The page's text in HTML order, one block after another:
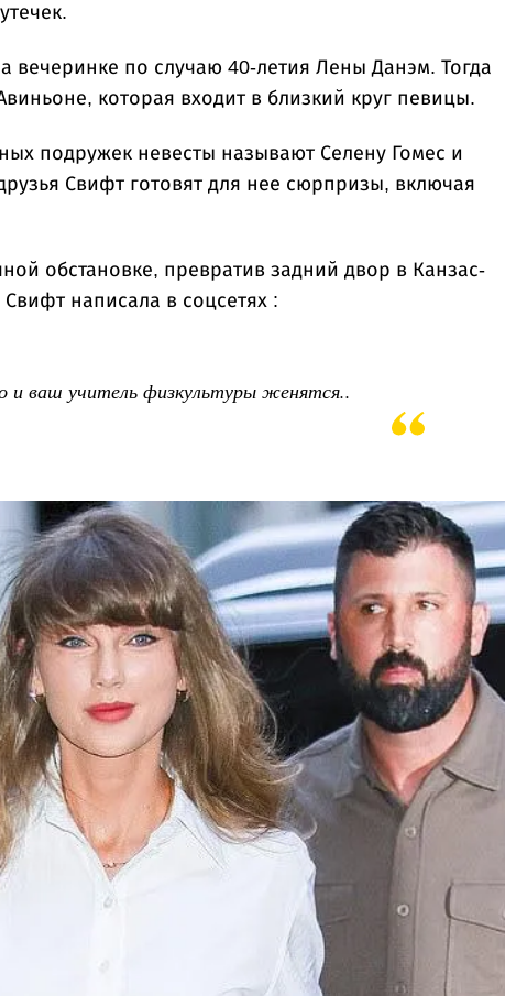
вечеринке по случаю 40-летия Лены Данэм. Тогда
которая входит в близкий круг певицы.
подружек невесты называют Селену Гомес и
Свифт готовят для нее сюрпризы, включая
обстановке, превратив задний двор в Канзас-
написала в соцсетях :
и ваш учитель физкультуры женятся..